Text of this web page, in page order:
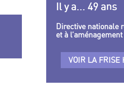
Il y a... 49 ans
Directive nationale
et à
VOIR LA FRISE